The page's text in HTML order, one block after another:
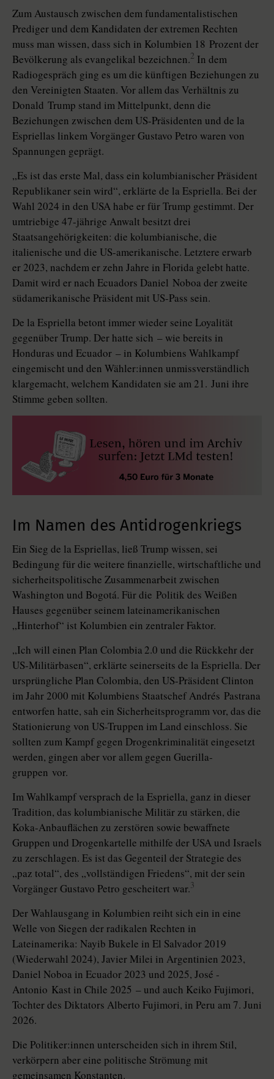
Zum Austausch zwischen dem fundamentalistischen
Prediger und dem Kandidaten der extremen Rechten
muss man wissen, dass sich in Kolumbien 18 Prozent der
Bevölkerung als evangelikal bezeichnen.2 In dem
Radiogespräch ging es um die künftigen Beziehungen zu
den Vereinigten Staaten. Vor allem das Verhältnis zu
Donald Trump stand im Mittelpunkt, denn die
Beziehungen zwischen dem US-Präsidenten und de la
Espriellas linkem Vorgänger Gustavo Petro waren von
Spannungen geprägt.
„Es ist das erste Mal, dass ein kolumbianischer Präsident
Republikaner sein wird“, erklärte de la Espriella. Bei der
Wahl 2024 in den USA habe er für Trump gestimmt. Der
umtriebige 47-jährige Anwalt besitzt drei
Staatsangehörigkeiten: die kolumbianische, die
italienische und die US-amerikanische. Letztere erwarb
er 2023, nachdem er zehn Jahre in Florida gelebt hatte.
Damit wird er nach Ecuadors ­Daniel ­Noboa der zweite
südamerikanische Präsident mit US-Pass sein.
De la Espriella betont immer wieder seine Loyalität
gegenüber Trump. Der hatte sich – wie bereits in
Honduras und Ecuador – in Ko­lum­biens Wahlkampf
eingemischt und den Wäh­ler:in­nen unmissverständlich
klargemacht, welchem Kandidaten sie am 21. Juni ihre
Stimme geben sollten.
Im Namen des Antidrogenkriegs
Ein Sieg de la Espriellas, ließ Trump wissen, sei
Bedingung für die weitere finanzielle, wirtschaftliche und
sicherheitspolitische Zusammenarbeit zwischen
Washington und Bogotá. Für die Politik des Weißen
Hauses gegenüber seinem lateinamerikanischen
„Hinterhof“ ist Kolumbien ein zentraler Faktor.
„Ich will einen Plan Colombia 2.0 und die Rückkehr der
US-Militärbasen“, erklärte seinerseits de la ­Espriella. Der
ursprüngliche Plan Colombia, den US-Präsident Clinton
im Jahr 2000 mit Kolumbiens Staatschef ­Andrés ­Pastrana
entworfen hatte, sah ein Sicherheitsprogramm vor, das die
Stationierung von US-Truppen im Land einschloss. Sie
sollten zum Kampf gegen Drogenkriminalität eingesetzt
werden, gingen aber vor allem gegen Guerilla­
gruppen vor.
Im Wahlkampf versprach de la Espriella, ganz in dieser
Tradition, das kolumbianische Militär zu stärken, die
Koka-Anbauflächen zu zerstören sowie bewaffnete
Gruppen und Drogenkartelle mithilfe der USA und Israels
zu zerschlagen. Es ist das Gegenteil der Strategie des
„paz total“, des „vollständigen Friedens“, mit der sein
Vorgänger ­Gustavo Petro gescheitert war.3
Der Wahlausgang in Kolumbien reiht sich ein in eine
Welle von Siegen der radikalen Rechten in
Lateinamerika: Nayib Bukele in El Salvador 2019
(Wiederwahl 2024), Javier Milei in Argentinien 2023,
Daniel Noboa in Ecua­dor 2023 und 2025, José ­
Antonio Kast in Chile 2025 – und auch Keiko ­Fujimori,
Tochter des Diktators ­Alberto Fujimori, in Peru am 7. Juni
2026.
Die Po­li­ti­ker:in­nen unterscheiden sich in ihrem Stil,
verkörpern aber eine politische Strömung mit
gemeinsamen Konstanten.